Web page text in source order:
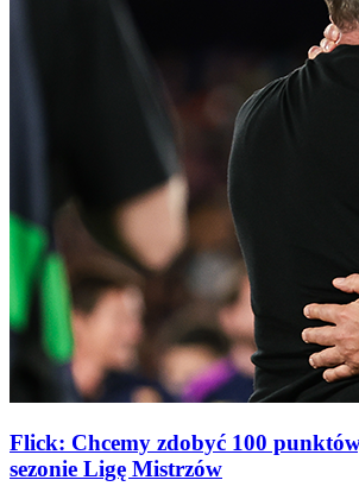
Flick: Chcemy zdobyć 100
sezonie Ligę Mistrzów